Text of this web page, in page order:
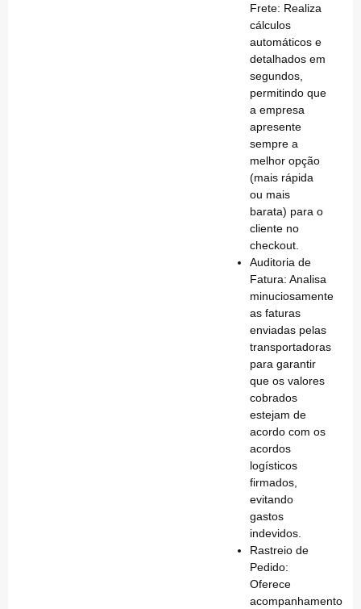
Frete: Realiza
cálculos
automáticos e
detalhados em
segundos,
permitindo que
a empresa
apresente
sempre a
melhor opção
(mais rápida
ou mais
barata) para o
cliente no
checkout.
Auditoria de
Fatura: Analisa
minuciosamente
as faturas
enviadas pelas
transportadoras
para garantir
que os valores
cobrados
estejam de
acordo com os
acordos
logísticos
firmados,
evitando
gastos
indevidos.
Rastreio de
Pedido:
Oferece
acompanhamento